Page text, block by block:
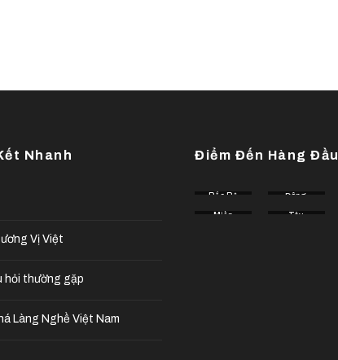
Nhanh
Vị Việt
hỏi thường gặp
Làng Nghề Việt Nam
Điểm Đến Hàng Đầu
Bắc Bộ
Đông
Bắc
Miền
Tây